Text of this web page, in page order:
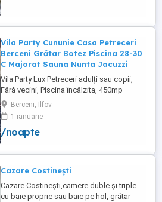
Vila Party Cununie Casa Petreceri
Berceni Grătar Botez Piscina 28-30
C Majorat Sauna Nunta Jacuzzi
Vila Party Lux Petreceri adulți sau copii,
Fără vecini, Piscina încălzita, 450mp
S+P+2E lângă București ( Berceni- Ilfov) ,
asfalt, Uber Bolt ,pentru cazare regim
hotelier, petreceri copii, pool party 30 ,
onomastici , nunti , botezuri, team building
party, ...
Berceni, Ilfov
1 ianuarie
/noapte
Cazare Costinești
Cazare Costinești,camere duble și triple
cu baie proprie sau baie pe hol, grătar